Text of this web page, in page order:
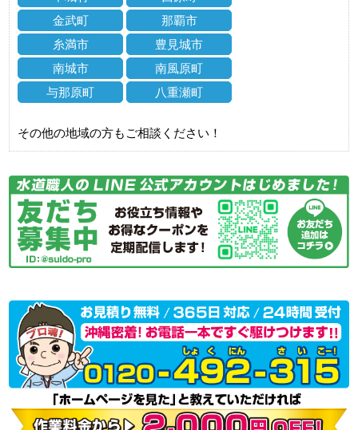
金武町
那覇市
糸満市
豊見城市
南城市
南風原町
与那原町
八重瀬町
その他の地域の方もご相談ください！